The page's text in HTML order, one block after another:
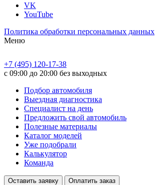
VK
YouTube
Политика обработки персональных данных
Меню
+7 (495) 120-17-38
с 09:00 до 20:00 без выходных
Подбор автомобиля
Выездная диагностика
Специалист на день
Предложить свой автомобиль
Полезные материалы
Каталог моделей
Уже подобрали
Калькулятор
Команда
Оставить заявку Оплатить заказ